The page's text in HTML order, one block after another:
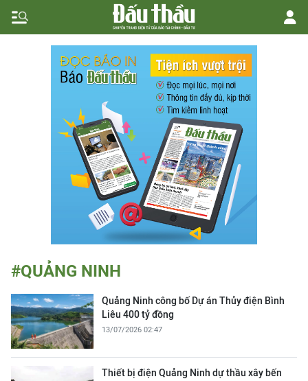
#QUẢNG NINH
Quảng Ninh công bố Dự án Thủy điện Bình
Liêu 400 tỷ đồng
13/07/2026 02:47
Thiết bị điện Quảng Ninh dự thầu xây bến